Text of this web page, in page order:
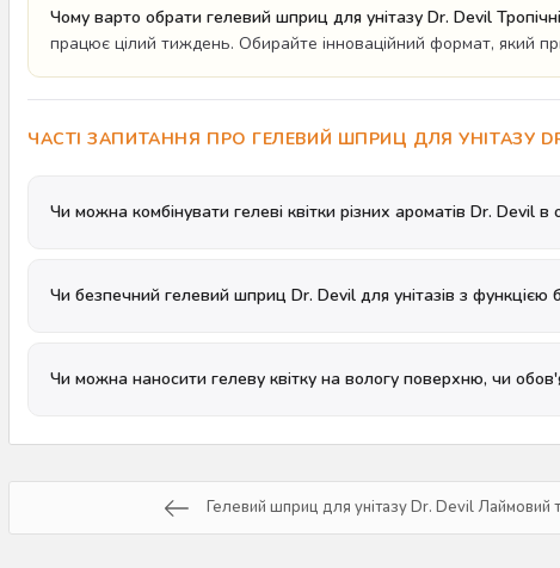
Чому варто обрати гелевий шприц для унітазу Dr. Devil
працює цілий тиждень. Обирайте інноваційний формат, який
ЧАСТІ ЗАПИТАННЯ ПРО ГЕЛЕВИЙ ШПРИЦ ДЛЯ УНІТАЗУ
Чи можна комбінувати гелеві квітки різних ароматів Dr. Devil в
Чи безпечний гелевий шприц Dr. Devil для унітазів з функцією
Чи можна наносити гелеву квітку на вологу поверхню, чи
Гелевий шприц для унітазу Dr. Devil Лаймовий